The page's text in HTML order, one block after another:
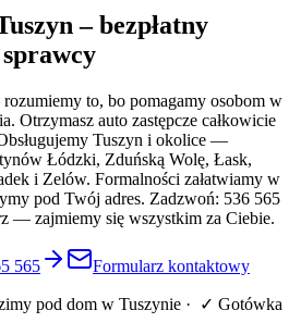
– bezpłatny
to, bo pomagamy osobom w
Otrzymasz auto zastępcze całkowicie
Tuszyn i okolice —
Łódzki, Zduńską Wolę, Łask,
i Zelów. Formalności załatwiamy w
pod Twój adres. Zadzwoń: 536 565
— zajmiemy się wszystkim za Ciebie.
565 Formularz kontaktowy
pod dom w Tuszynie · ✓ Gotówka